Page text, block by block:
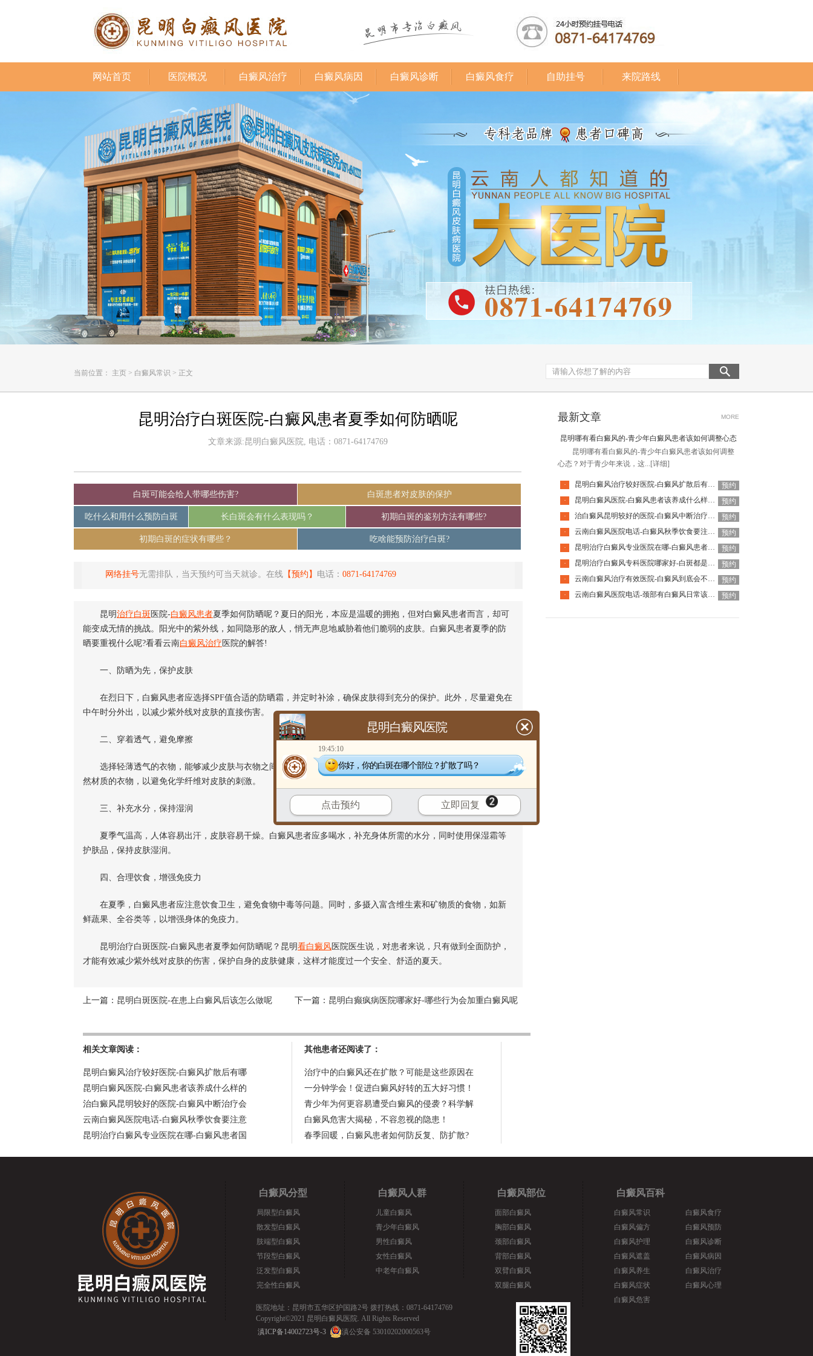
网站首页 医院概况 白癜风治疗 白癜风病因 白癜风诊断 白癜风食疗 自助挂号 来院路线
当前位置： 主页 > 白癜风常识 > 正文
昆明治疗白斑医院-白癜风患者夏季如何防晒呢
文章来源:昆明白癜风医院, 电话：0871-64174769
白斑可能会给人带哪些伤害? 白斑患者对皮肤的保护
吃什么和用什么预防白斑 长白斑会有什么表现吗？ 初期白斑的鉴别方法有哪些?
初期白斑的症状有哪些？ 吃啥能预防治疗白斑?
网络挂号无需排队，当天预约可当天就诊。在线 【预约】 电话： 0871-64174769
昆明治疗白斑 医院-白癜风患者夏季如何防晒呢？夏日的阳光，本应是温暖的拥抱，但对白癜风患者而言，却可
能变成无情的挑战。阳光中的紫外线，如同隐形的敌人，悄无声息地威胁着他们脆弱的皮肤。白癜风患者夏季的防
晒要重视什么呢?看看云南白癜风治疗 医院的解答!
一、防晒为先，保护皮肤
在烈日下，白癜风患者应选择SPF值合适的防晒霜，并定时补涂，确保皮肤得到充分的保护。此外，尽量避免在
中午时分外出，以减少紫外线对皮肤的直接伤害。
二、穿着透气，避免摩擦
选择轻薄透气的衣物，能够减少皮肤与衣物之间的摩擦，降低皮肤受损的风险。同时，尽量选择棉质或其他天
然材质的衣物，以避免化学纤维对皮肤的刺激。
三、补充水分，保持湿润
夏季气温高，人体容易出汗，皮肤容易干燥。白癜风患者应多喝水，补充身体所需的水分，同时使用保湿霜等
护肤品，保持皮肤湿润。
四、合理饮食，增强免疫力
在夏季，白癜风患者应注意饮食卫生，避免食物中毒等问题。同时，多摄入富含维生素和矿物质的食物，如新
鲜蔬果、全谷类等，以增强身体的免疫力。
昆明治疗白斑医院-白癜风患者夏季如何防晒呢？昆明看白癜风 医院医生说，对患者来说，只有做到全面防护，
才能有效减少紫外线对皮肤的伤害，保护自身的皮肤健康，这样才能度过一个安全、舒适的夏天。
上一篇： 昆明白斑医院-在患上白癜风后该怎么做呢 下一篇： 昆明白癫疯病医院哪家好-哪些行为会加重白癜风呢
相关文章阅读：
昆明白癜风治疗较好医院-白癜风扩散后有哪
昆明白癜风医院-白癜风患者该养成什么样的
治白癜风昆明较好的医院-白癜风中断治疗会
云南白癜风医院电话-白癜风秋季饮食要注意
昆明治疗白癜风专业医院在哪-白癜风患者国
其他患者还阅读了：
治疗中的白癜风还在扩散？可能是这些原因在
一分钟学会！促进白癜风好转的五大好习惯！
青少年为何更容易遭受白癜风的侵袭？科学解
白癜风危害大揭秘，不容忽视的隐患！
春季回暖，白癜风患者如何防反复、防扩散?
最新文章 MORE
昆明哪有看白癜风的-青少年白癜风患者该如何调整心态
昆明哪有看白癜风的-青少年白癜风患者该如何调整
心态？对于青少年来说，这... [详细]
· 昆明白癜风治疗较好医院-白癜风扩散后有哪些表现
预约
·
昆明白癜风医院-白癜风患者该养成什么样的饮食习惯呢
预约
·
治白癜风昆明较好的医院-白癜风中断治疗会有什么影响呢
预约
·
云南白癜风医院电话-白癜风秋季饮食要注意什么
预约
·
昆明治疗白癜风专业医院在哪-白癜风患者国庆出游要注意什么
预约
·
昆明治疗白癜风专科医院哪家好-白斑都是白癜风吗
预约
·
云南白癜风治疗有效医院-白癜风到底会不会遗传下一代
预约
·
云南白癜风医院电话-颈部有白癜风日常该怎么护理呢 预约
白癜风分型
局限型白癜风
散发型白癜风
肢端型白癜风
节段型白癜风
泛发型白癜风
完全性白癜风
白癜风人群
儿童白癜风
青少年白癜风
男性白癜风
女性白癜风
中老年白癜风
白癜风部位
面部白癜风
胸部白癜风
颈部白癜风
背部白癜风
双臂白癜风
双腿白癜风
白癜风百科
白癜风常识
白癜风偏方
白癜风护理
白癜风遮盖
白癜风养生
白癜风症状
白癜风危害
白癜风食疗
白癜风预防
白癜风诊断
白癜风病因
白癜风治疗
白癜风心理
医院地址：昆明市五华区护国路2号 拨打热线：0871-64174769
Copyright©2021 昆明白癜风医院. All Rights Reserved
滇ICP备14002723号-3
滇公安备 53010202000563号
昆明白癜风医院
19:45:10
你好，你的白斑在哪个部位？扩散了吗？
点击预约 立即回复